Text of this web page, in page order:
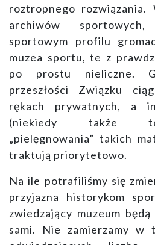
roztropnego rozwiązania.
archiwów
sportowym profilu
muzea sportu, te z
po prostu nieliczne.
przeszłości Związku
rękach prywatnych, a
(niekiedy także
„pielęgnowania” takich
traktują priorytetowo.
Na ile potrafiliśmy się
przyjazna historykom
zwiedzający muzeum
sami. Nie zamierzamy w